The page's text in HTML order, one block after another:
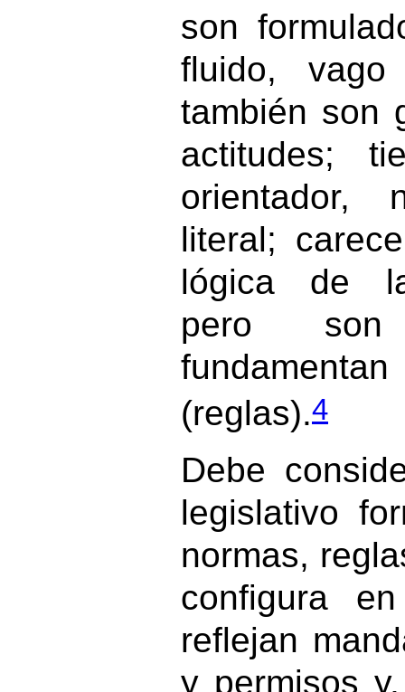
son
fluido, vago
también son
actitudes;
orientador,
literal;
lógica de
pero
(reglas).4
Debe
legislativo
normas,
configura
reflejan
y permisos